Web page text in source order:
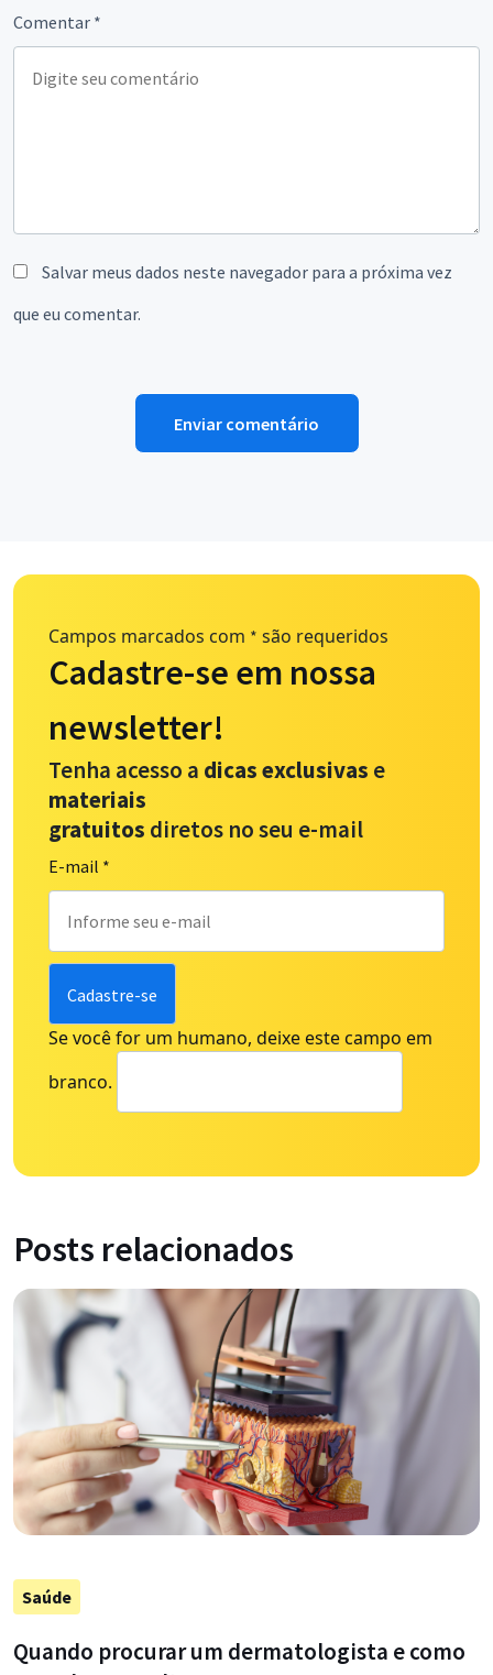
Comentar *
Salvar meus dados neste navegador para a próxima vez
que eu comentar.
Campos marcados com * são requeridos
Cadastre-se em nossa
newsletter!
Tenha acesso a dicas exclusivas e
materiais
gratuitos diretos no seu e-mail
E-mail *
Se você for um humano, deixe este campo em
branco.
Posts relacionados
Saúde
Quando procurar um dermatologista e como